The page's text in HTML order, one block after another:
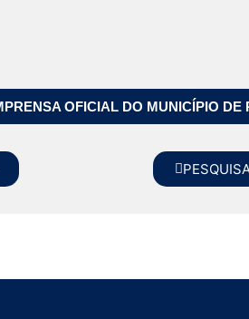
OFICIAL DO MUNICÍPIO DE